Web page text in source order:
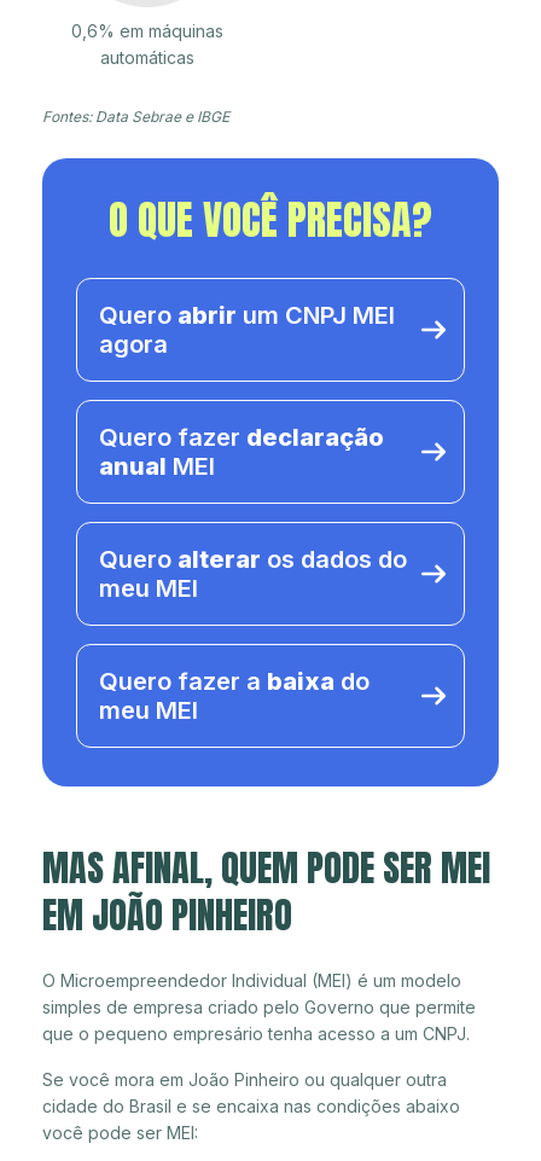
0,6% em máquinas
automáticas
Fontes: Data Sebrae e IBGE
O QUE VOCÊ PRECISA?
Quero abrir um CNPJ MEI
agora
Quero fazer declaração
anual MEI
Quero alterar os dados do
meu MEI
Quero fazer a baixa do
meu MEI
MAS AFINAL, QUEM PODE SER MEI
EM JOÃO PINHEIRO
O Microempreendedor Individual (MEI) é um modelo
simples de empresa criado pelo Governo que permite
que o pequeno empresário tenha acesso a um CNPJ.
Se você mora em João Pinheiro ou qualquer outra
cidade do Brasil e se encaixa nas condições abaixo
você pode ser MEI: